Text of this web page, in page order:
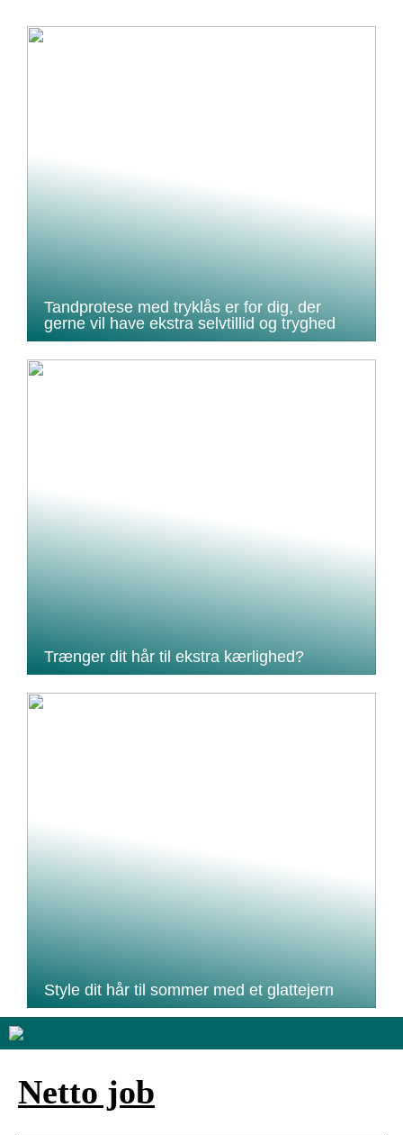
Tandprotese med tryklås er for dig, der
gerne vil have ekstra selvtillid og tryghed
Trænger dit hår til ekstra kærlighed?
Style dit hår til sommer med et glattejern
Netto job